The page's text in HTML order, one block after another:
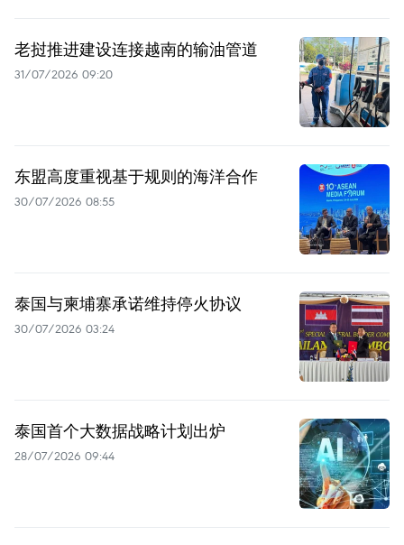
老挝推进建设连接越南的输油管道
31/07/2026 09:20
东盟高度重视基于规则的海洋合作
30/07/2026 08:55
泰国与柬埔寨承诺维持停火协议
30/07/2026 03:24
泰国首个大数据战略计划出炉
28/07/2026 09:44